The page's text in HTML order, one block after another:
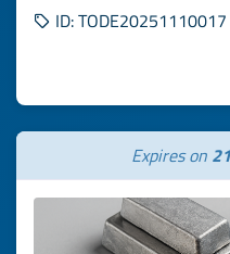
ID: TODE20251110017
Expires on